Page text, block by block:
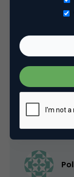
aha! Dus zo
de kans
6 november